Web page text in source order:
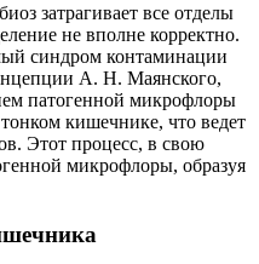
затрагивает все отделы
не вполне корректно.
синдром контаминации
А. Н. Маянского,
патогенной микрофлоры
кишечнике, что ведет
Этот процесс, в свою
микрофлоры, образуя